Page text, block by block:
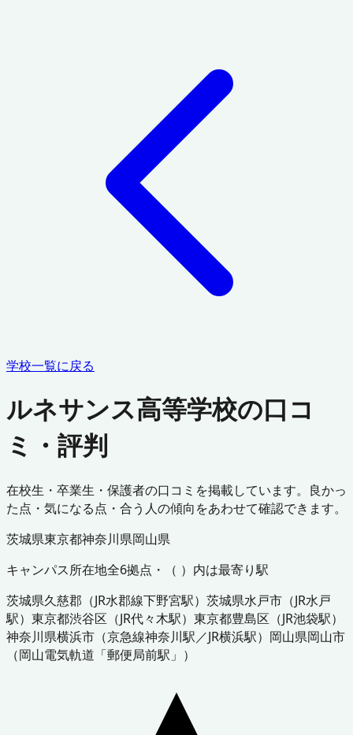
学校一覧に戻る
ルネサンス高等学校の口コ
ミ・評判
在校生・卒業生・保護者の口コミを掲載しています。良かっ
た点・気になる点・合う人の傾向をあわせて確認できます。
茨城県東京都神奈川県岡山県
キャンパス所在地全6拠点・（ ）内は最寄り駅
茨城県久慈郡 （JR水郡線下野宮駅） 茨城県水戸市 （JR水戸
駅） 東京都渋谷区 （JR代々木駅） 東京都豊島区 （JR池袋駅）
神奈川県横浜市 （京急線神奈川駅／JR横浜駅） 岡山県岡山市
（岡山電気軌道「郵便局前駅」 ）